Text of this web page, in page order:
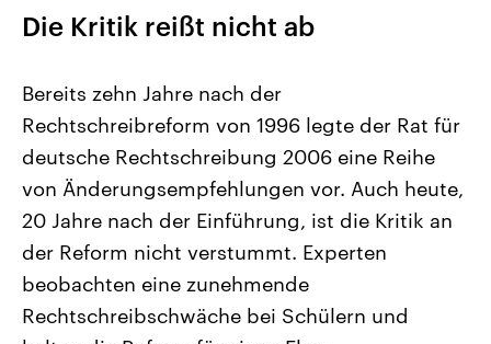
Landtagswahl Sachsen-Anhalt
2026
Alle Informationen
Sachsen-Anhalt wählt am 6.
September 2026 einen neuen
Bundesland von einer Koalition aus
Umfragen, Prognosen,
Wahlprogramme, aktuelle Berichte
Aktuelle Beiträge,
Hintergründe
Wirtschaftlich und
gehören die Vereinigten
den mächtigsten Ländern
mit großem Einfluss auf
Die Kritik reißt nicht ab
Bereits zehn Jahre nach der
Rechtschreibreform von 1996 legte der Rat für
deutsche Rechtschreibung 2006 eine Reihe
von Änderungsempfehlungen vor. Auch heute,
20 Jahre nach der Einführung, ist die Kritik an
der Reform nicht verstummt. Experten
beobachten eine zunehmende
Rechtschreibschwäche bei Schülern und